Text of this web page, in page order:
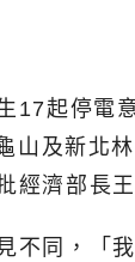
起停電
及新北
濟部長
同，「